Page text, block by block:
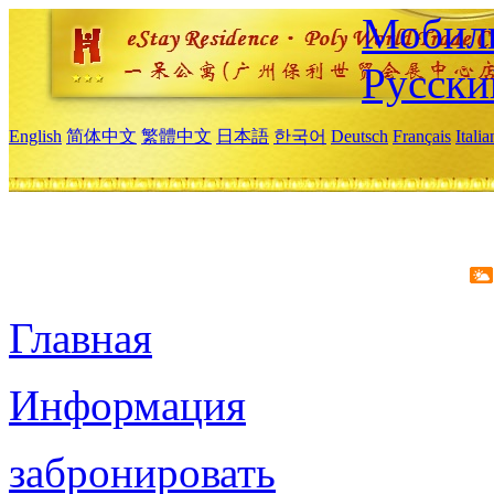
English 简体中文 繁體中文 日本語 한국어 Deutsch Français
Главная
Информация
забронировать